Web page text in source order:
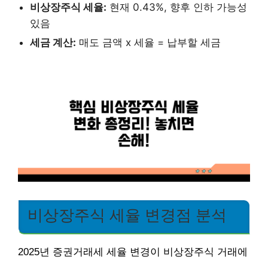
비상장주식 세율: 현재 0.43%, 향후 인하 가능성
있음
세금 계산: 매도 금액 x 세율 = 납부할 세금
비상장주식 세율 변경점 분석
2025년 증권거래세 세율 변경이 비상장주식 거래에